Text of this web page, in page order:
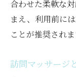
合わせた柔軟な
まえ、利用前に
ことが推奨されま
訪問マッサージ